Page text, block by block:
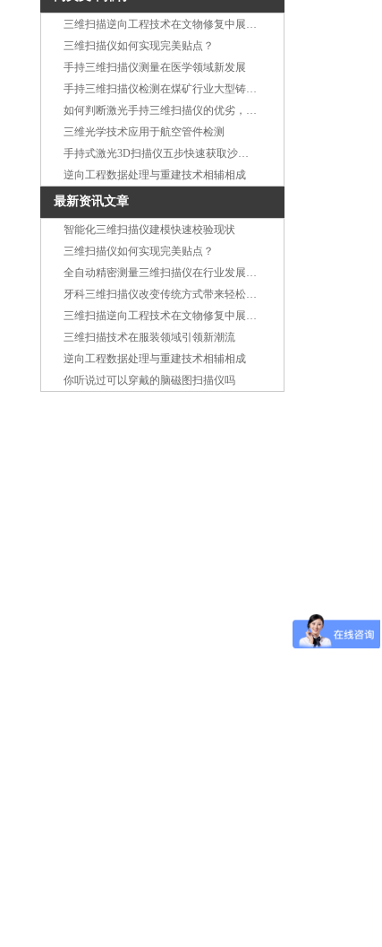
三维扫描逆向工程技术在文物修复中展现绝对优势
三维扫描仪如何实现完美贴点？
手持三维扫描仪测量在医学领域新发展
手持三维扫描仪检测在煤矿行业大型铸造件中的应用
如何判断激光手持三维扫描仪的优劣，这五点你注意到了吗?
三维光学技术应用于航空管件检测
手持式激光3D扫描仪五步快速获取沙发信息
逆向工程数据处理与重建技术相辅相成
最新资讯文章
智能化三维扫描仪建模快速校验现状
三维扫描仪如何实现完美贴点？
全自动精密测量三维扫描仪在行业发展中呈上升趋势
牙科三维扫描仪改变传统方式带来轻松舒适的体验
三维扫描逆向工程技术在文物修复中展现绝对优势
三维扫描技术在服装领域引领新潮流
逆向工程数据处理与重建技术相辅相成
你听说过可以穿戴的脑磁图扫描仪吗